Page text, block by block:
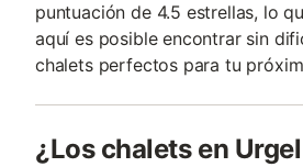
puntuación de 4.5 estrellas, lo
aquí es posible encontrar sin
chalets perfectos para tu
¿Los chalets en